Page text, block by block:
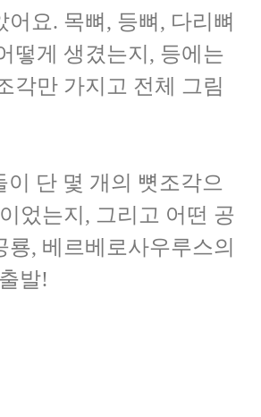
요. 목뼈, 등뼈, 다리뼈
떻게 생겼는지, 등에는
각만 가지고 전체 그림
단 몇 개의 뼛조각으
었는지, 그리고 어떤 공
, 베르베로사우루스의